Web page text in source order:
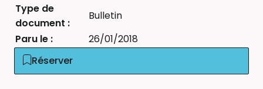
Type de
document :
Bulletin
Paru le :
26/01/2018
Réserver